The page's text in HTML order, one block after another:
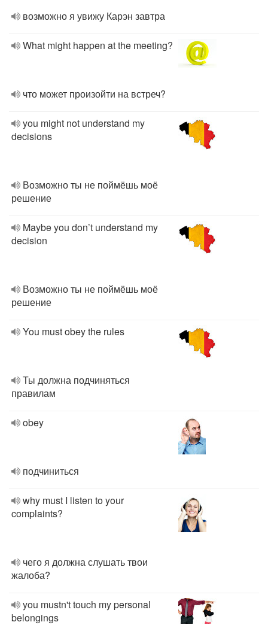
возможно я увижу Карэн завтра
What might happen at the meeting?
что может произойти на встреч?
you might not understand my
decisions
Возможно ты не поймёшь моё
решение
Maybe you don’t understand my
decision
Возможно ты не поймёшь моё
решение
You must obey the rules
Ты должна подчиняться
правилам
obey
подчиниться
why must I listen to your
complaints?
чего я должна слушать твои
жалоба?
you mustn't touch my personal
belongings